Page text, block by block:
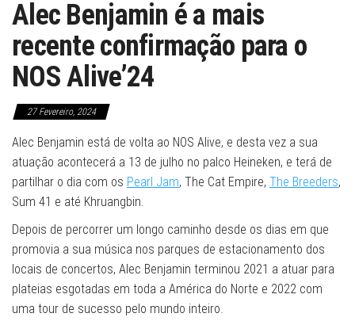
Alec Benjamin é a mais
recente confirmação para o
NOS Alive’24
27 Fevereiro, 2024
Alec Benjamin está de volta ao NOS Alive, e desta vez a sua
atuação acontecerá a 13 de julho no palco Heineken, e terá de
partilhar o dia com os Pearl Jam, The Cat Empire, The Breeders,
Sum 41 e até Khruangbin.
Depois de percorrer um longo caminho desde os dias em que
promovia a sua música nos parques de estacionamento dos
locais de concertos, Alec Benjamin terminou 2021 a atuar para
plateias esgotadas em toda a América do Norte e 2022 com
uma tour de sucesso pelo mundo inteiro.